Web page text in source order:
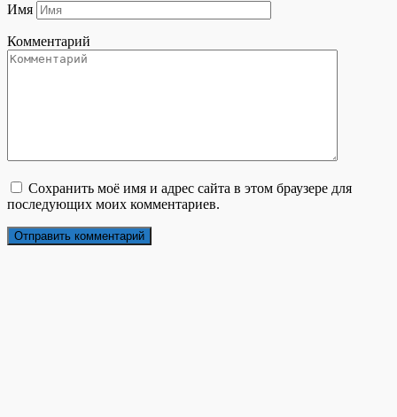
Имя
Комментарий
Сохранить моё имя и адрес сайта в этом браузере для
последующих моих комментариев.